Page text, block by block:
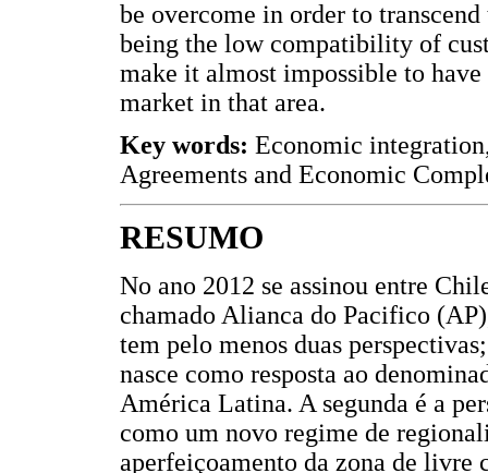
be overcome in order to
being the low compatibility of
make it almost impossible to
market in that area.
Key words: Economic
Agreements and Economic
RESUMO
No ano 2012 se assinou entre
chamado Alianca do Pacifico
tem pelo menos duas
nasce como resposta ao
América Latina. A segunda é a
como um novo regime de
aperfeiçoamento da zona de livre